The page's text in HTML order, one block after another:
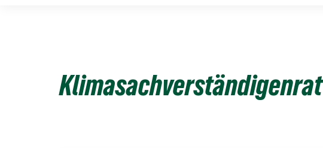
Klimasachverständigenrat